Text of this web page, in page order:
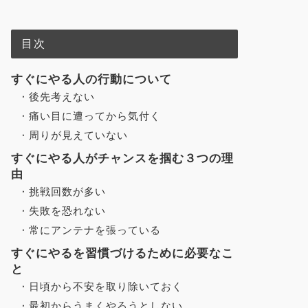
目次
すぐにやる人の行動について
後先考えない
痛い目に遭ってから気付く
周りが見えていない
すぐにやる人がチャンスを掴む３つの理
由
挑戦回数が多い
失敗を恐れない
常にアンテナを張っている
すぐにやるを習慣づけるために必要なこ
と
日頃から不安を取り除いておく
最初からうまくやろうとしない